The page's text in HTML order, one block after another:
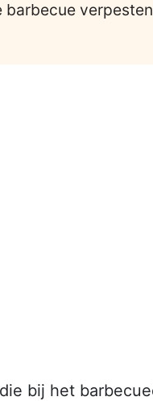
barbecue verpesten
bij het